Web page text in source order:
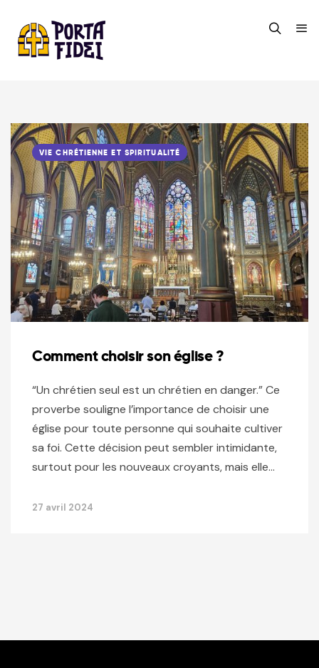
VIE CHRÉTIENNE ET SPIRITUALITÉ
Comment choisir son église ?
“Un chrétien seul est un chrétien en danger.” Ce
proverbe souligne l’importance de choisir une
église pour toute personne qui souhaite cultiver
sa foi. Cette décision peut sembler intimidante,
surtout pour les nouveaux croyants, mais elle…
27 avril 2024